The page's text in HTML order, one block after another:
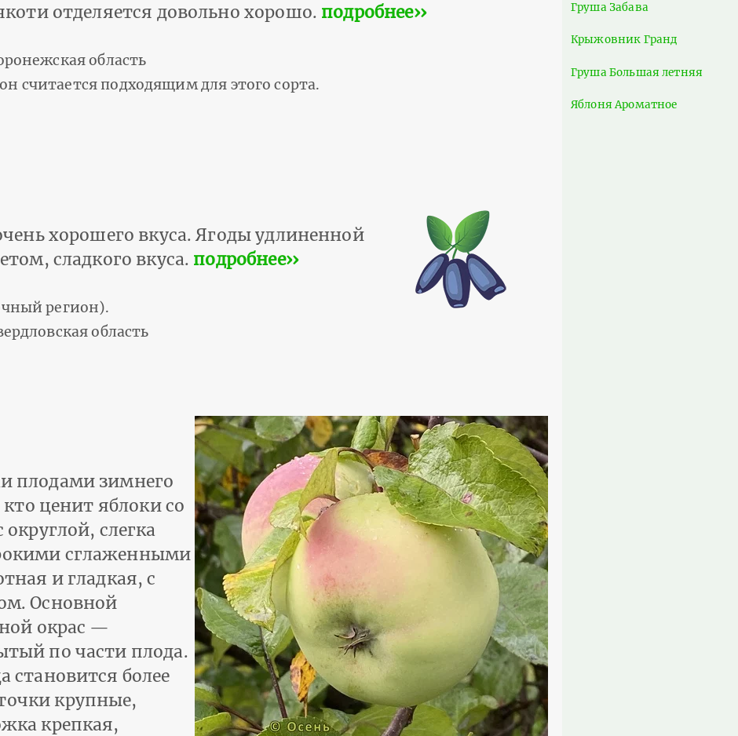
отделяется довольно хорошо. подробнее››
область
считается подходящим для этого сорта.
хорошего вкуса. Ягоды удлиненной
сладкого вкуса. подробнее››
регион).
область
плодами зимнего
ценит яблоки со
слегка
сглаженными
и гладкая, с
Основной
окрас —
по части плода.
становится более
крупные,
крепкая,
Груша Забава
Крыжовник Гранд
Груша Большая летняя
Яблоня Ароматное